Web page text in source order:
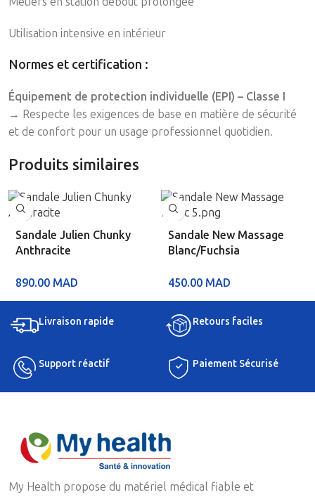
Utilisation intensive en intérieur
Normes et certification :
Équipement de protection individuelle (EPI) – Classe I
→ Respecte les exigences de base en matière de sécurité
et de confort pour un usage professionnel quotidien.
Produits similaires
Sandale Julien Chunky
Anthracite
890.00 MAD
Sandale New Massage
Blanc/Fuchsia
450.00 MAD
Livraison rapide Retours faciles
Support réactif Paiement Sécurisé
My Health propose du matériel médical fiable et